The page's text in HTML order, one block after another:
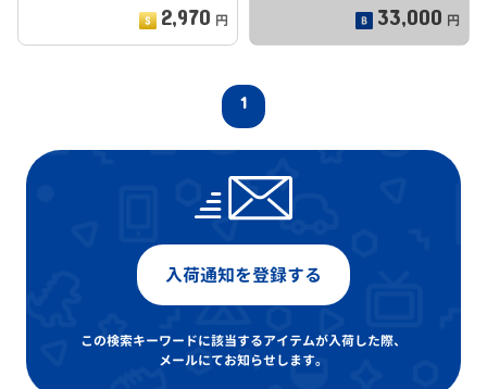
2,970 円 33,000 円
1
入荷通知を登録する
この検索キーワードに該当するアイテムが入荷した際、
メールにてお知らせします。